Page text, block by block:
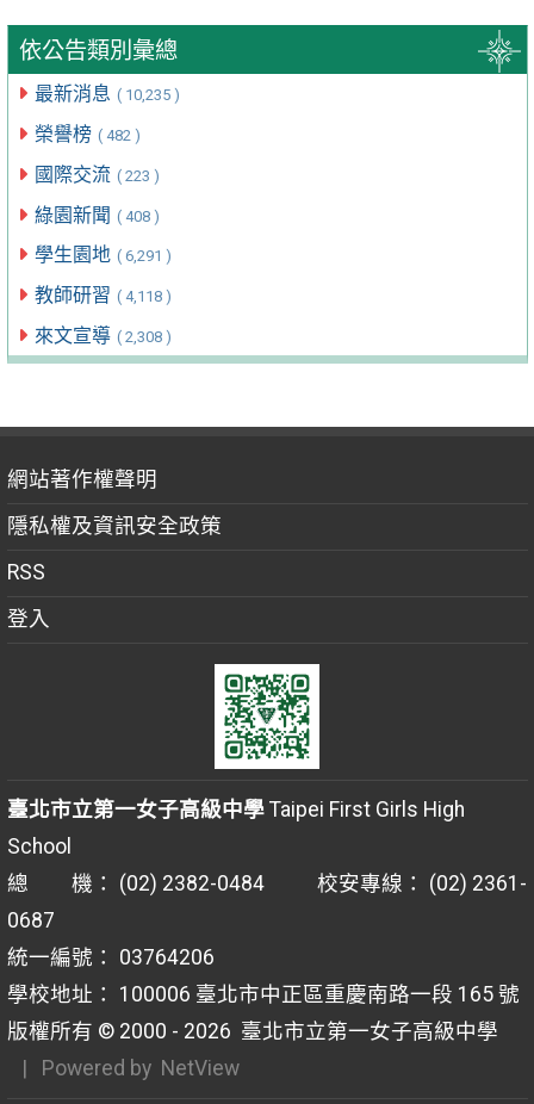
依公告類別彙總
最新消息 ( 10,235 )
榮譽榜 ( 482 )
國際交流 ( 223 )
綠園新聞 ( 408 )
學生園地 ( 6,291 )
教師研習 ( 4,118 )
來文宣導 ( 2,308 )
網站著作權聲明
隱私權及資訊安全政策
RSS
登入
臺北市立第一女子高級中學Taipei First Girls High
School
總 機： (02) 2382-0484 校安專線： (02) 2361-
0687
統一編號： 03764206
學校地址： 100006 臺北市中正區重慶南路一段 165 號
版權所有 © 2000 - 2026 臺北市立第一女子高級中學
| Powered by NetView